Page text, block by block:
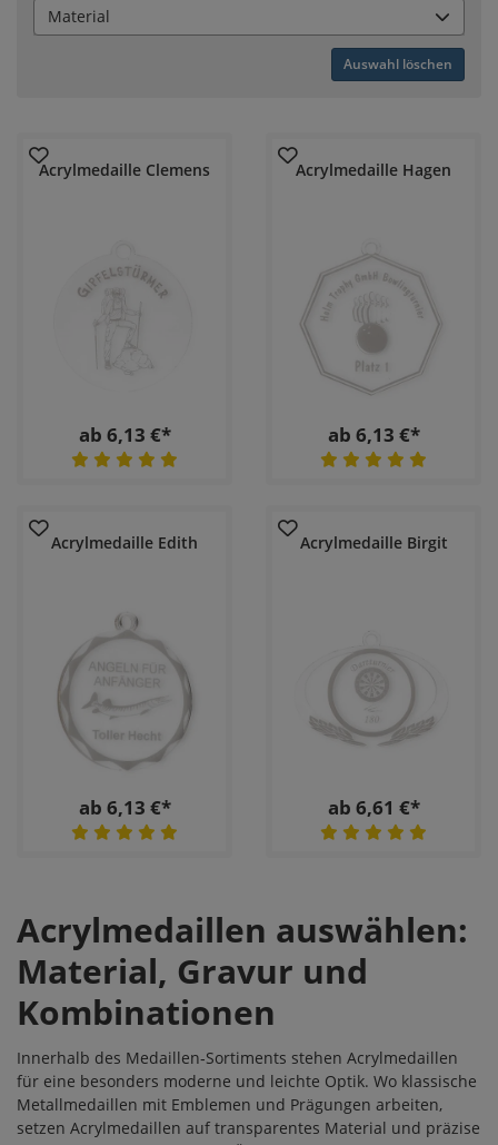
Material
Auswahl löschen
Acrylmedaille Clemens
ab 6,13 €*
Acrylmedaille Hagen
ab 6,13 €*
Acrylmedaille Edith
ab 6,13 €*
Acrylmedaille Birgit
ab 6,61 €*
Acrylmedaillen auswählen:
Material, Gravur und
Kombinationen
Innerhalb des Medaillen‑Sortiments stehen Acrylmedaillen
für eine besonders moderne und leichte Optik. Wo klassische
Metallmedaillen mit Emblemen und Prägungen arbeiten,
setzen Acrylmedaillen auf transparentes Material und präzise